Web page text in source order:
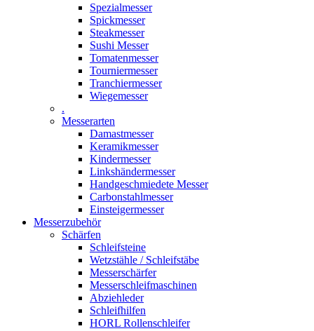
Spezialmesser
Spickmesser
Steakmesser
Sushi Messer
Tomatenmesser
Tourniermesser
Tranchiermesser
Wiegemesser
.
Messerarten
Damastmesser
Keramikmesser
Kindermesser
Linkshändermesser
Handgeschmiedete Messer
Carbonstahlmesser
Einsteigermesser
Messerzubehör
Schärfen
Schleifsteine
Wetzstähle / Schleifstäbe
Messerschärfer
Messerschleifmaschinen
Abziehleder
Schleifhilfen
HORL Rollenschleifer